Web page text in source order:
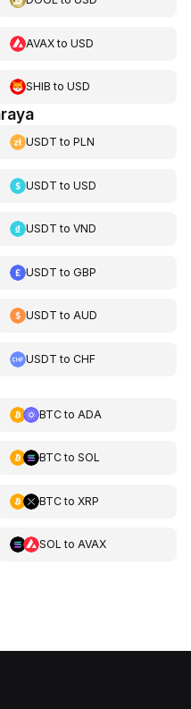
AVAXtoUSD
SHIB toUSD
USDT toPLN
USDT toUSD
USDT toVND
USDT toGBP
USDT toAUD
USDT toCHF
BTCto ADA
BTCto SOL
BTCto XRP
SOL to AVAX